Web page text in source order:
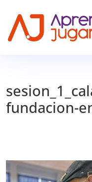
fundacion-